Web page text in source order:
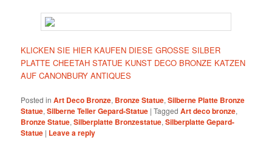
KLICKEN SIE HIER KAUFEN DIESE GROSSE SILBER
PLATTE CHEETAH STATUE KUNST DECO BRONZE KATZEN
AUF CANONBURY ANTIQUES
Posted in Art Deco Bronze, Bronze Statue,Silberne Platte Bronze
Statue,Silberne Teller Gepard-Statue |Tagged Art deco bronze,
Bronze Statue,Silberplatte Bronzestatue,Silberplatte Gepard-
Statue | Leave a reply